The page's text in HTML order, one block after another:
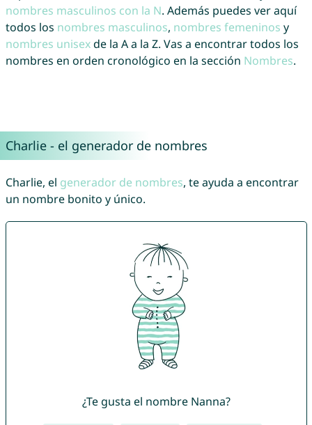
nombres masculinos con la N. Además puedes ver aquí
todos los nombres masculinos, nombres femeninos y
nombres unisexde la A a la Z. Vas a encontrar todos los
nombres en orden cronológico en la sección Nombres.
Charlie - el generador de nombres
Charlie, el generador de nombres, te ayuda a encontrar
un nombre bonito y único.
¿Te gusta el nombre Nanna?